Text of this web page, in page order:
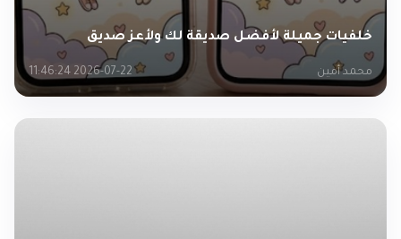
خلفيات جميلة لأفضل صديقة لك ولأعز صديق
محمد أمين 2026-07-22 11:46:24